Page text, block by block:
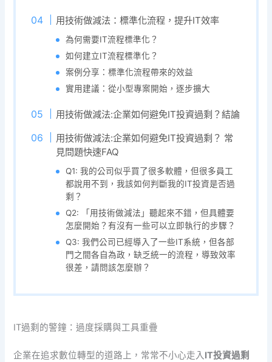
用技術做減法：標準化流程，提升IT效率
為何需要IT流程標準化？
如何建立IT流程標準化？
案例分享：標準化流程帶來的效益
實用建議：從小型專案開始，逐步擴大
用技術做減法:企業如何避免IT投資過剩？結論
用技術做減法:企業如何避免IT投資過剩？ 常
見問題快速FAQ
Q1: 我的公司似乎買了很多軟體，但很多員工
都說用不到，我該如何判斷我的IT投資是否過
剩？
Q2: 「用技術做減法」聽起來不錯，但具體要
怎麼開始？有沒有一些可以立即執行的步驟？
Q3: 我們公司已經導入了一些IT系統，但各部
門之間各自為政，缺乏統一的流程，導致效率
很差，請問該怎麼辦？
IT過剩的警鐘：過度採購與工具重疊
企業在追求數位轉型的道路上，常常不小心走入 IT投資過剩